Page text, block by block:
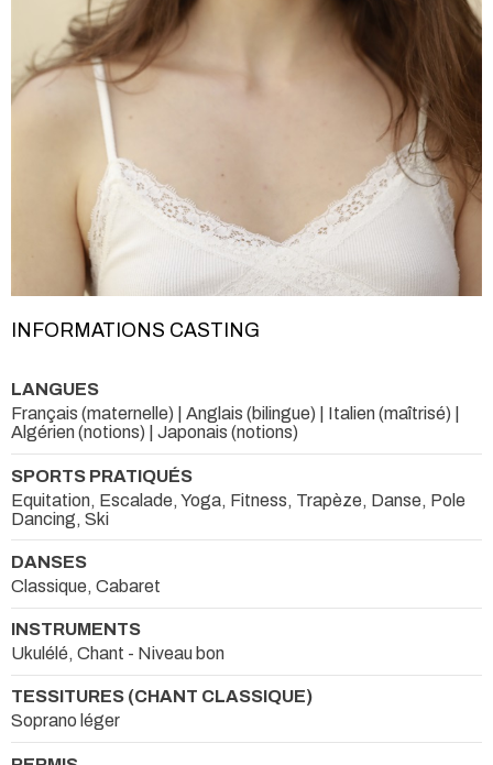
INFORMATIONS CASTING
LANGUES
Français (maternelle) | Anglais (bilingue) | Italien (maîtrisé) |
Algérien (notions) | Japonais (notions)
SPORTS PRATIQUÉS
Equitation, Escalade, Yoga, Fitness, Trapèze, Danse, Pole
Dancing, Ski
DANSES
Classique, Cabaret
INSTRUMENTS
Ukulélé, Chant - Niveau bon
TESSITURES (CHANT CLASSIQUE)
Soprano léger